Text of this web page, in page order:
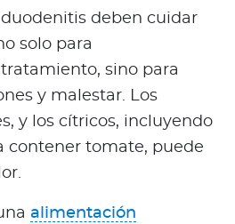
duodenitis deben cuidar
solo para
sino para
y malestar. Los
y los cítricos, incluyendo
contener tomate, puede
alimentación